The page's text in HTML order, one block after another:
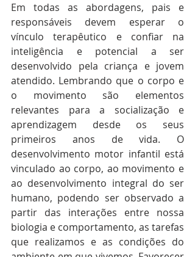
Em todas as abordagens, pais e
responsáveis devem esperar o
vínculo terapêutico e confiar na
inteligência e potencial a ser
desenvolvido pela criança e jovem
atendido. Lembrando que o corpo e
o movimento são elementos
relevantes para a socialização e
aprendizagem desde os seus
primeiros anos de vida. O
desenvolvimento motor infantil está
vinculado ao corpo, ao movimento e
ao desenvolvimento integral do ser
humano, podendo ser observado a
partir das interações entre nossa
biologia e comportamento, as tarefas
que realizamos e as condições do